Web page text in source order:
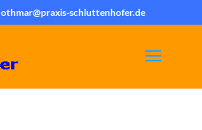
othmar@praxis-schluttenhofer.de